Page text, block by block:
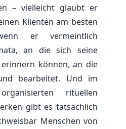
– vielleicht glaubt er
Klienten am besten
er vermeintlich
an die sich seine
können, an die
bearbeitet. Und im
rituellen
gibt es tatsächlich
Menschen von